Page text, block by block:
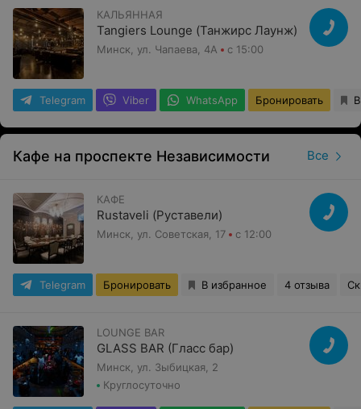
КАЛЬЯННАЯ
Tangiers Lounge (Танжирс Лаунж)
Минск, ул. Чапаева, 4А с 15:00
Telegram Viber WhatsApp Бронировать
Кафе на проспекте Независимости Все
КАФЕ
Rustaveli (Руставели)
Минск, ул. Советская, 17 с 12:00
Telegram Бронировать В избранное 4 отзыва
LOUNGE BAR
GLASS BAR (Гласс бар)
Минск, ул. Зыбицкая, 2
Круглосуточно